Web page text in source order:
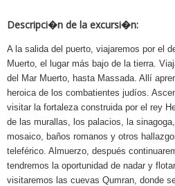
Descripci�n de la excursi�n:
A la salida del puerto, viajaremos por el
Muerto, el lugar más bajo de la tierra.
del Mar Muerto, hasta Massada. Allí
heroica de los combatientes judíos.
visitar la fortaleza construida por el rey
de las murallas, los palacios, la
mosaico, baños romanos y otros
teleférico. Almuerzo, después
tendremos la oportunidad de nadar y
visitaremos las cuevas Qumran, donde